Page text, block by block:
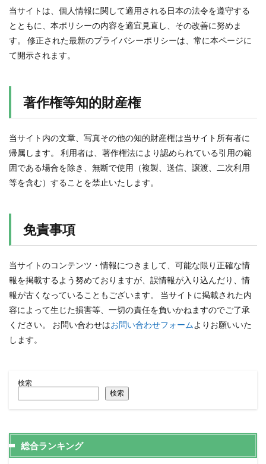
当サイトは、個人情報に関して適用される日本の法令を遵守する
とともに、本ポリシーの内容を適宜見直し、その改善に努めま
す。 修正された最新のプライバシーポリシーは、常に本ページに
て開示されます。
著作権等知的財産権
当サイト内の文章、写真その他の知的財産権は当サイト所有者に
帰属します。 利用者は、著作権法により認められている引用の範
囲である場合を除き、無断で使用（複製、送信、譲渡、二次利用
等を含む）することを禁止いたします。
免責事項
当サイトのコンテンツ・情報につきまして、可能な限り正確な情
報を掲載するよう努めておりますが、誤情報が入り込んだり、情
報が古くなっていることもございます。 当サイトに掲載された内
容によって生じた損害等、一切の責任を負いかねますのでご了承
ください。 お問い合わせはお問い合わせフォーム よりお願いいた
します。
検索
検索
総合ランキング